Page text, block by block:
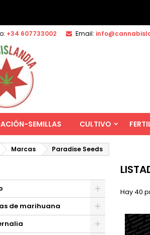
+34 607733002 Email:
SEMILLAS CULTIVO
Marcas Paradise Seeds
de marihuana
Hay 40